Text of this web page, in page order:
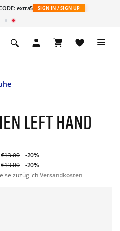
extra5 SIGN IN / SIGN UP
LEFT HAND
€13.00
-20%
€13.00
-20%
zuzüglichVersandkosten